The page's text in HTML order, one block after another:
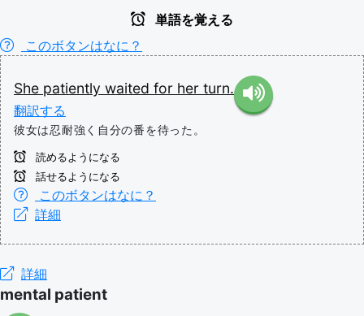
単語を覚える
このボタンはなに？
She patiently waited for her turn.
翻訳する
彼女は忍耐強く自分の番を待った。
読めるようになる
話せるようになる
このボタンはなに？
詳細
詳細
mental patient